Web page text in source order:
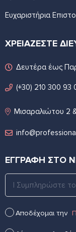
Ευχαριστήρια
ΧΡΕΙΑΖΕΣΤΕ
Δευτέρα έως
(+30) 210 300 93
Μισαραλιώτου 2
ΕΓΓΡΑΦΗ ΣΤΟ
Αποδέχομαι την